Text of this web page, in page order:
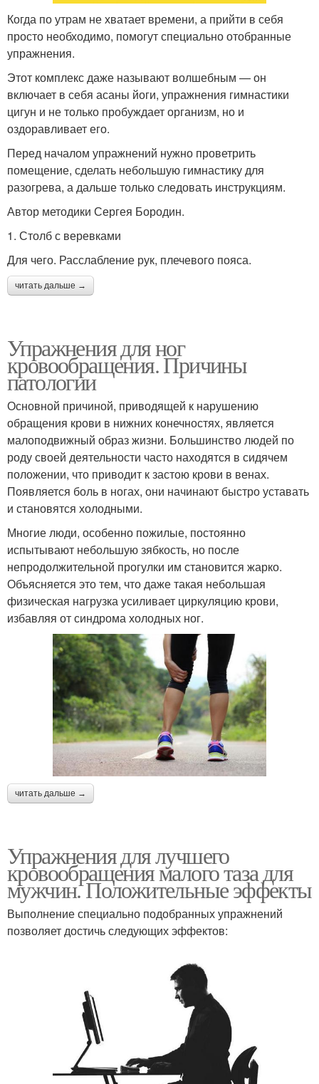
Когда по утрам не хватает времени, а прийти в себя
просто необходимо, помогут специально отобранные
упражнения.
Этот комплекс даже называют волшебным — он
включает в себя асаны йоги, упражнения гимнастики
цигун и не только пробуждает организм, но и
оздоравливает его.
Перед началом упражнений нужно проветрить
помещение, сделать небольшую гимнастику для
разогрева, а дальше только следовать инструкциям.
Автор методики Сергея Бородин.
1. Столб с веревками
Для чего. Расслабление рук, плечевого пояса.
читать дальше →
Упражнения для ног
кровообращения. Причины
патологии
Основной причиной, приводящей к нарушению
обращения крови в нижних конечностях, является
малоподвижный образ жизни. Большинство людей по
роду своей деятельности часто находятся в сидячем
положении, что приводит к застою крови в венах.
Появляется боль в ногах, они начинают быстро уставать
и становятся холодными.
Многие люди, особенно пожилые, постоянно
испытывают небольшую зябкость, но после
непродолжительной прогулки им становится жарко.
Объясняется это тем, что даже такая небольшая
физическая нагрузка усиливает циркуляцию крови,
избавляя от синдрома холодных ног.
читать дальше →
Упражнения для лучшего
кровообращения малого таза для
мужчин. Положительные эффекты
Выполнение специально подобранных упражнений
позволяет достичь следующих эффектов: